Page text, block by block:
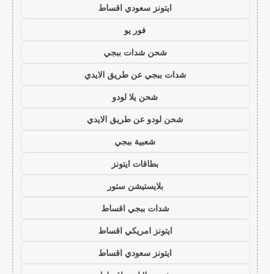
ايتونز سعودي اقساط
فور يو
شحن شدات ببجي
شدات ببجي عن طريق الايدي
شحن يلا لودو
شحن لودو عن طريق الايدي
شعبية ببجي
بطاقات ايتونز
بلايستيشن ستور
شدات ببجي اقساط
ايتونز امريكي اقساط
ايتونز سعودي اقساط